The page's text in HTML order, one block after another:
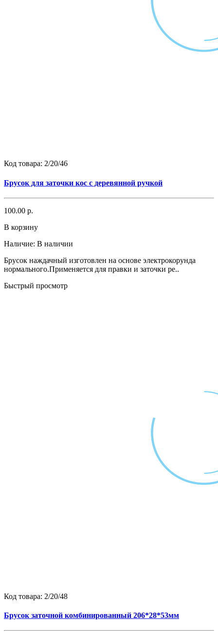
Код товара: 2/20/46
Брусок для заточки кос с деревянной ручкой
100.00 р.
В корзину
Наличие: В наличии
Брусок наждачный изготовлен на основе электрокорунда
нормального.Применяется для правки и заточки ре..
Быстрый просмотр
Код товара: 2/20/48
Брусок заточной комбинированный 206*28*53мм